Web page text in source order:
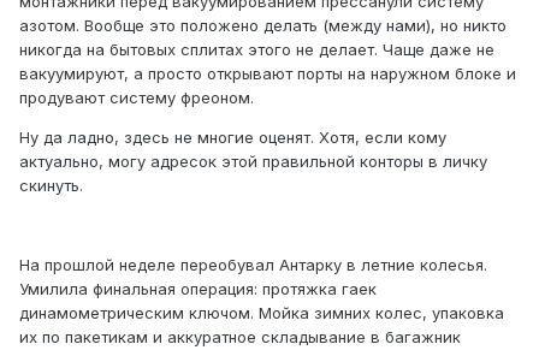
азотом. Вообще это положено делать (между нами), но никто
никогда на бытовых сплитах этого не делает. Чаще даже не
вакуумируют, а просто открывают порты на наружном блоке и
продувают систему фреоном.
Ну да ладно, здесь не многие оценят. Хотя, если кому
актуально, могу адресок этой правильной конторы в личку
скинуть.
На прошлой неделе переобувал Антарку в летние колесья.
Умилила финальная операция: протяжка гаек
динамометрическим ключом. Мойка зимних колес, упаковка
их по пакетикам и аккуратное складывание в багажник